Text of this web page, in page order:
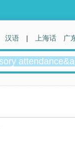
汉语 | 上海话 广